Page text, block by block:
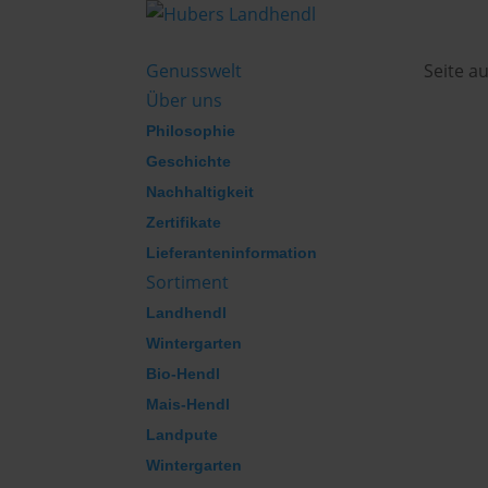
Genusswelt
Über uns
Philosophie
Geschichte
Nachhaltigkeit
Zertifikate
Lieferanteninformation
Sortiment
Landhendl
Wintergarten
Bio-Hendl
Mais-Hendl
Landpute
Wintergarten
Seite